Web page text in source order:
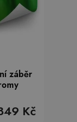
záběr
Kč